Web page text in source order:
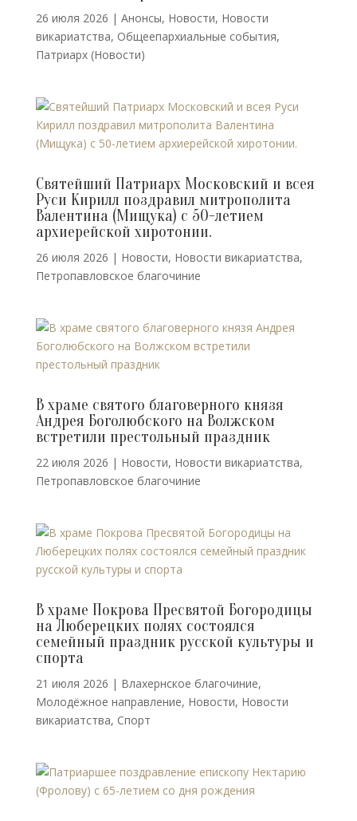
26 июля 2026 | Анонсы, Новости, Новости
викариатства, Общеепархиальные события,
Патриарх (Новости)
Святейший Патриарх Московский и всея
Руси Кирилл поздравил митрополита
Валентина (Мищука) с 50-летием
архиерейской хиротонии.
26 июля 2026 | Новости, Новости викариатства,
Петропавловское благочиние
В храме святого благоверного князя
Андрея Боголюбского на Волжском
встретили престольный праздник
22 июля 2026 | Новости, Новости викариатства,
Петропавловское благочиние
В храме Покрова Пресвятой Богородицы
на Люберецких полях состоялся
семейный праздник русской культуры и
спорта
21 июля 2026 | Влахернское благочиние,
Молодёжное направление, Новости, Новости
викариатства, Спорт